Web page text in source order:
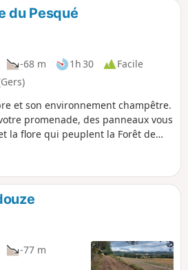
arriver, une
sur-l'Adour, sur
Brousseau.
du Pesqué
-68 m 1h 30
Facile
et son environnement champêtre.
promenade, des panneaux vous
la flore qui peuplent la Forêt de
-77 m